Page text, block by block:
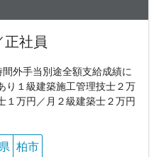
社員
外手当別途全額支給成績に
り１級建築施工管理技士２万
１万円／月２級建築士２万円
柏市